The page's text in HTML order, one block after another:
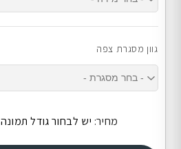
גוון מסגרת צפה
מחיר: יש לבחור גודל